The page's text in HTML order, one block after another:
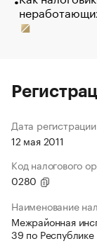
Дата регистрации
12 мая 2011
Код налогового
0280
Наименование
Межрайонная
39 по